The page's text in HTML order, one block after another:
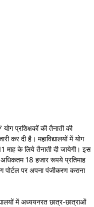
प्रशिक्षकों की तैनाती की
कर दी है। महाविद्यालयों में योग
माह के लिये तैनाती दी जायेगी। इस
18 हजार रूपये प्रतिमाह
पोर्टल पर अपना पंजीकरण कराना
में अध्ययनरत छात्र-छात्राओं